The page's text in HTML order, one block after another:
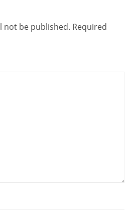
not be published. Required